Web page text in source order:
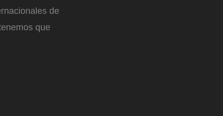
de
que